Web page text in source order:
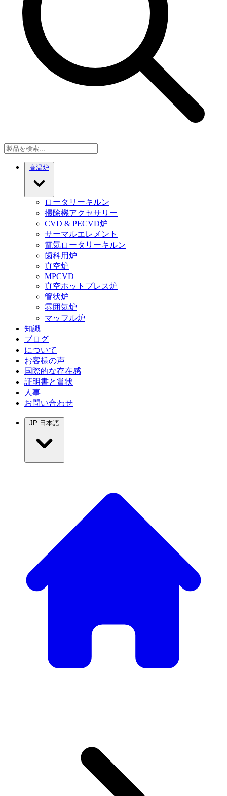
高温炉
ロータリーキルン
掃除機アクセサリー
CVD & PECVD炉
サーマルエレメント
電気ロータリーキルン
歯科用炉
真空炉
MPCVD
真空ホットプレス炉
管状炉
雰囲気炉
マッフル炉
知識
ブログ
について
お客様の声
国際的な存在感
証明書と賞状
人事
お問い合わせ
JP 日本語